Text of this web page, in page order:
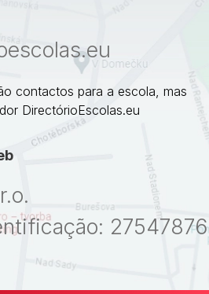
contactos para a escola, mas
DirectórioEscolas.eu
27547876